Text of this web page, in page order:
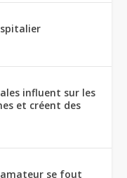
influent sur les
et créent des
se fout